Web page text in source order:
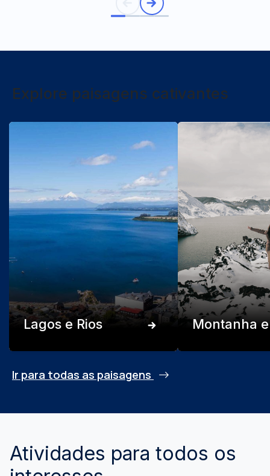
Explore paisagens cativantes
Lagos e Rios Montanha
Ir para todas as paisagens
Atividades para todos os